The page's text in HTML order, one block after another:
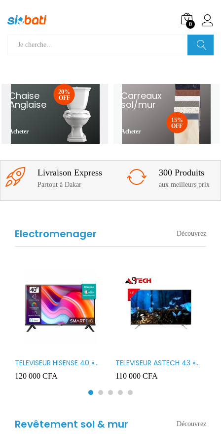
0
Chaise
Anglaise
Acheter
20%
OFF
Carreaux
sol/mur
Acheter
15%
OFF
Livraison Express
Partout à Dakar
300 Produits
aux meilleurs prix
Electromenager Découvrez
TELEVISEUR HISENSE 40 »
LED SMART VIDAA 40A4K
120 000 CFA
TELEVISEUR ASTECH 43 »
LED 43OD15
110 000 CFA
Revêtement sol & mur Découvrez